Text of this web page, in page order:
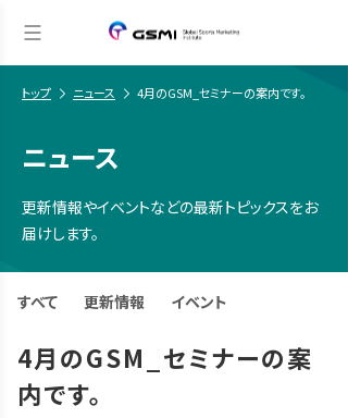
トップ ニュース 4月のGSM_セミナーの案内です。
ニュース
更新情報やイベントなどの最新トピックスをお
届けします。
すべて 更新情報 イベント
4月のGSM_セミナーの案
内です。